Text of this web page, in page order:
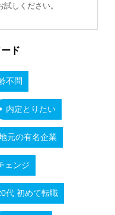
しください。
ド
不問
内定とりたい
元の有名企業
ェンジ
代 初めて転職